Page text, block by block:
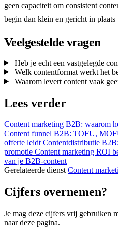
geen capaciteit om consistent
begin dan klein en gericht in
Veelgestelde vragen
Heb je echt een vastgelegde
Welk contentformat werkt het
Waarom levert content vaak
Lees verder
Content marketing B2B: waarom
Content funnel B2B: TOFU,
offerte leidtContentdistributie
promotie Content marketing ROI
van je B2B-content
Gerelateerde dienst Content
Cijfers overnemen?
Je mag deze cijfers vrij gebruiken
naar deze pagina.